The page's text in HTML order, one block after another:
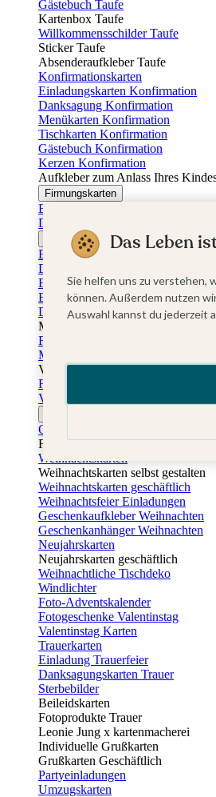
Gästebuch Taufe
Kartenbox Taufe
Willkommensschilder Taufe
Sticker Taufe
Absenderaufkleber Taufe
Konfirmationskarten
Einladungskarten Konfirmation
Danksagung Konfirmation
Menükarten Konfirmation
Tischkarten Konfirmation
Gästebuch Konfirmation
Kerzen Konfirmation
Aufkleber zum Anlass Ihres
Firmungskarten
Einladungskarten Firmung
Dankeskarten Firmung
Jugendweihekarten
Einladungskarten Jugendweihe
Dankeskarten Jugendweihe
Einschulungskarten
Einladungskarten Einschulung
Danksagung Einschulung
Muttertag
Fotogeschenke Muttertag
Muttertagskarten
Vatertag
Fotogeschenke Vatertag
Vatertagskarten
Osterkarten
Fotogeschenke zu Ostern
Weihnachtskarten
Weihnachtskarten selbst gestalten
Weihnachtskarten geschäftlich
Weihnachtsfeier Einladungen
Geschenkaufkleber Weihnachten
Geschenkanhänger Weihnachten
Neujahrskarten
Neujahrskarten geschäftlich
Weihnachtliche Tischdeko
Windlichter
Foto-Adventskalender
Fotogeschenke Valentinstag
Valentinstag Karten
Trauerkarten
Einladung Trauerfeier
Danksagungskarten Trauer
Sterbebilder
Beileidskarten
Fotoprodukte Trauer
Leonie Jung x kartenmacherei
Individuelle Grußkarten
Grußkarten Geschäftlich
Partyeinladungen
Umzugskarten
Das Leben
Sie helfen uns zu verstehen,
können. Außerdem nutzen
Auswahl kannst du jederzeit